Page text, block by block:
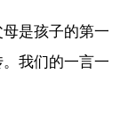
是孩子的第一
我们的一言一